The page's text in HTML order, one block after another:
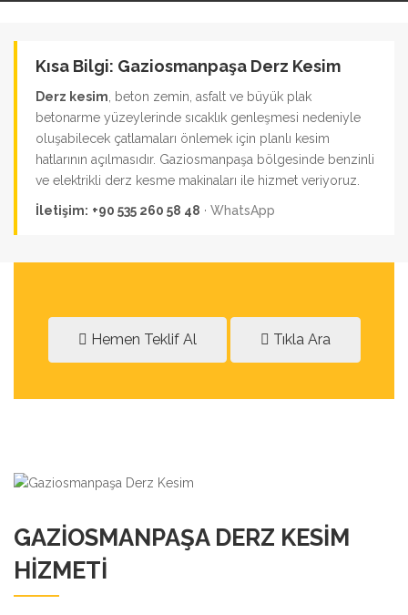
Kısa Bilgi: Gaziosmanpaşa Derz Kesim
Derz kesim , beton zemin, asfalt ve büyük plak
betonarme yüzeylerinde sıcaklık genleşmesi nedeniyle
oluşabilecek çatlamaları önlemek için planlı kesim
hatlarının açılmasıdır. Gaziosmanpaşa bölgesinde benzinli
ve elektrikli derz kesme makinaları ile hizmet veriyoruz.
İletişim: +90 535 260 58 48 · WhatsApp
Hemen Teklif Al Tıkla Ara
GAZIOSMANPAŞA DERZ KESIM
HIZMETI